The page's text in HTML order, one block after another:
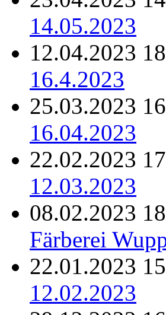
14.05.2023
12.04.2023
16.4.2023
25.03.2023
16.04.2023
22.02.2023
12.03.2023
08.02.2023
Färberei
22.01.2023
12.02.2023